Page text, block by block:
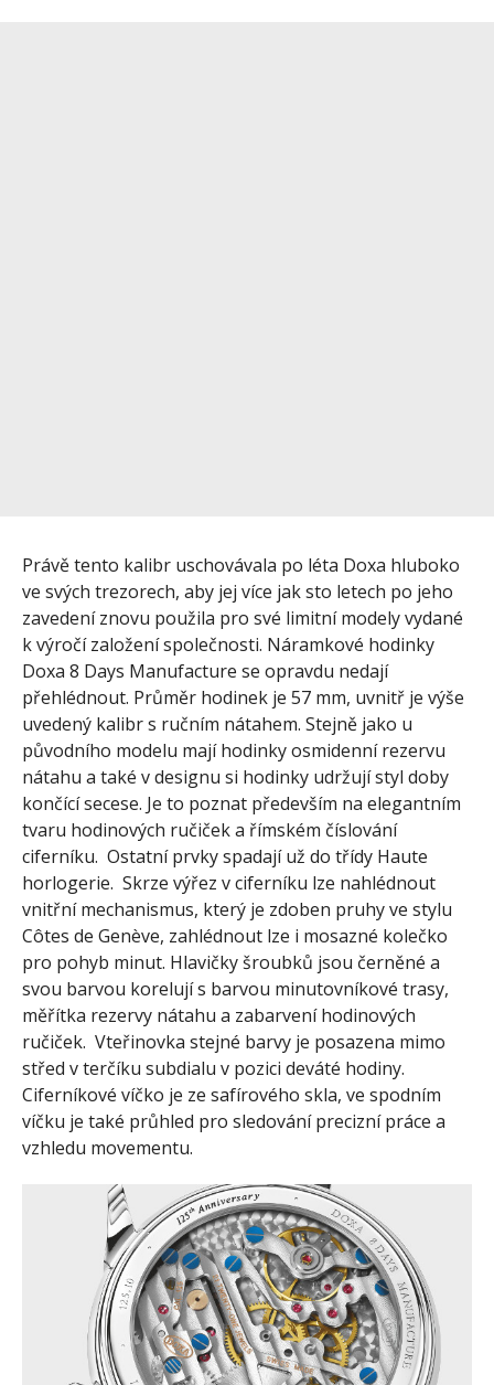
Právě tento kalibr uschovávala po léta Doxa hluboko
ve svých trezorech, aby jej více jak sto letech po jeho
zavedení znovu použila pro své limitní modely vydané
k výročí založení společnosti. Náramkové hodinky
Doxa 8 Days Manufacture se opravdu nedají
přehlédnout. Průměr hodinek je 57 mm, uvnitř je výše
uvedený kalibr s ručním nátahem. Stejně jako u
původního modelu mají hodinky osmidenní rezervu
nátahu a také v designu si hodinky udržují styl doby
končící secese. Je to poznat především na elegantním
tvaru hodinových ručiček a římském číslování
ciferníku. Ostatní prvky spadají už do třídy Haute
horlogerie. Skrze výřez v ciferníku lze nahlédnout
vnitřní mechanismus, který je zdoben pruhy ve stylu
Côtes de Genève, zahlédnout lze i mosazné kolečko
pro pohyb minut. Hlavičky šroubků jsou černěné a
svou barvou korelují s barvou minutovníkové trasy,
měřítka rezervy nátahu a zabarvení hodinových
ručiček. Vteřinovka stejné barvy je posazena mimo
střed v terčíku subdialu v pozici deváté hodiny.
Ciferníkové víčko je ze safírového skla, ve spodním
víčku je také průhled pro sledování precizní práce a
vzhledu movementu.